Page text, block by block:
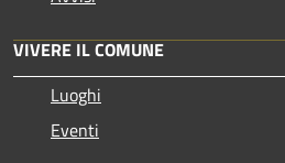
VIVERE IL COMUNE
Luoghi
Eventi